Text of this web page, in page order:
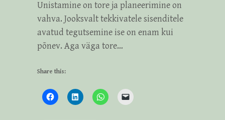
Unistamine on tore ja planeerimine on
vahva. Jooksvalt tekkivatele sisenditele
avatud tegutsemine ise on enam kui
põnev. Aga väga tore…
Share this: